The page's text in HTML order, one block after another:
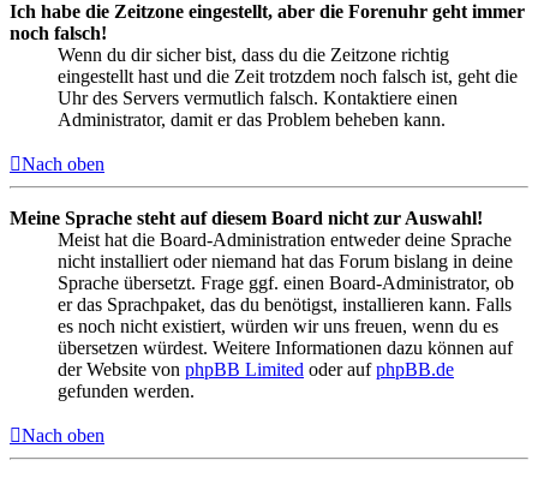
Ich habe die Zeitzone eingestellt, aber die Forenuhr geht immer
noch falsch!
Wenn du dir sicher bist, dass du die Zeitzone richtig
eingestellt hast und die Zeit trotzdem noch falsch ist, geht die
Uhr des Servers vermutlich falsch. Kontaktiere einen
Administrator, damit er das Problem beheben kann.
Nach oben
Meine Sprache steht auf diesem Board nicht zur Auswahl!
Meist hat die Board-Administration entweder deine Sprache
nicht installiert oder niemand hat das Forum bislang in deine
Sprache übersetzt. Frage ggf. einen Board-Administrator, ob
er das Sprachpaket, das du benötigst, installieren kann. Falls
es noch nicht existiert, würden wir uns freuen, wenn du es
übersetzen würdest. Weitere Informationen dazu können auf
der Website von phpBB Limited oder aufphpBB.de
gefunden werden.
Nach oben